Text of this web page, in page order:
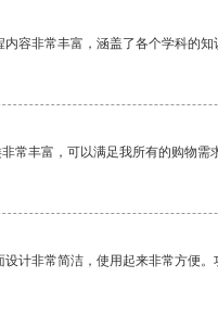
容非常丰富，涵盖了各个学科的
常丰富，可以满足我所有的购物需
计非常简洁，使用起来非常方便。